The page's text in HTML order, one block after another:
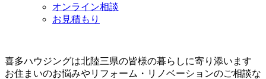
オンライン相談
お見積もり
喜多ハウジングは北陸三県の皆様の暮らしに寄り添います
お住まいのお悩みやリフォーム・リノベーションのご相談な